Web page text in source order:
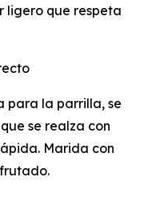
ligero que respeta
para la parrilla, se
se realza con
Marida con